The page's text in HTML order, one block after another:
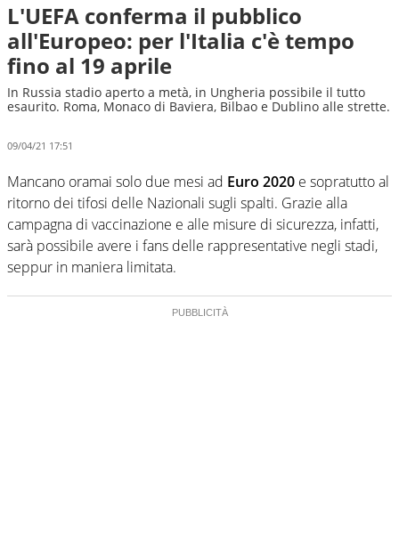
L'UEFA conferma il pubblico
all'Europeo: per l'Italia c'è tempo
fino al 19 aprile
In Russia stadio aperto a metà, in Ungheria possibile il tutto
esaurito. Roma, Monaco di Baviera, Bilbao e Dublino alle strette.
09/04/21 17:51
Mancano oramai solo due mesi ad Euro 2020 e sopratutto al
ritorno dei tifosi delle Nazionali sugli spalti. Grazie alla
campagna di vaccinazione e alle misure di sicurezza, infatti,
sarà possibile avere i fans delle rappresentative negli stadi,
seppur in maniera limitata.